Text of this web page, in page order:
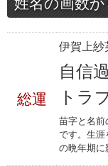
総運
伊賀上紗
自信
トラ
苗字と名前
です。生涯
の晩年期に